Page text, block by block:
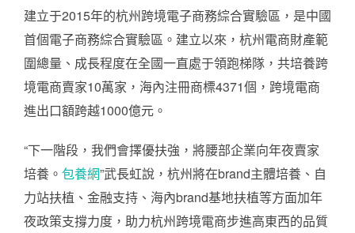
建立于2015年的杭州跨境電子商務綜合實驗區，是中國
首個電子商務綜合實驗區。建立以來，杭州電商財產範
圍總量、成長程度在全國一直處于領跑梯隊，共培養跨
境電商賣家10萬家，海內注冊商標4371個，跨境電商
進出口額跨越1000億元。
“下一階段，我們會擇優扶強，將腰部企業向年夜賣家
培養。 包養網”武長虹說，杭州將在brand主體培養、自
力站扶植、金融支持、海內brand基地扶植等方面加年
夜政策支撐力度，助力杭州跨境電商步進高東西的品質